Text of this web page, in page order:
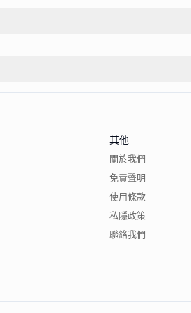
其他
關於我們
免責聲明
使用條款
私隱政策
聯絡我們